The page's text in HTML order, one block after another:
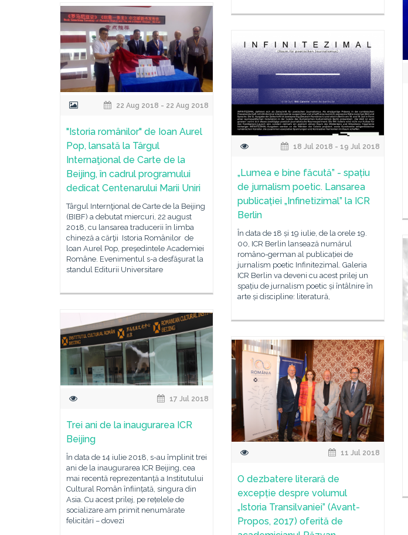
22 Aug 2018 - 22 Aug 2018
"Istoria românilor" de Ioan Aurel
Pop, lansată la Târgul
Internaţional de Carte de la
Beijing, în cadrul programului
dedicat Centenarului Marii Uniri
Târgul Internţional de Carte de la Beijing
(BIBF) a debutat miercuri, 22 august
2018, cu lansarea traducerii în limba
chineză a cărţii Istoria Românilor de
loan Aurel Pop, preşedintele Academiei
Române. Evenimentul s-a desfăşurat la
standul Editurii Universitare
18 Jul 2018 - 19 Jul 2018
„Lumea e bine făcută” - spațiu
de jurnalism poetic. Lansarea
publicației „Infinetizimal” la ICR
Berlin
În data de 18 și 19 iulie, de la orele 19.
00, ICR Berlin lansează numărul
româno-german al publicației de
jurnalism poetic Infinitezimal. Galeria
ICR Berlin va deveni cu acest prilej un
spațiu de jurnalism poetic și întâlnire în
arte și discipline: literatură,
17 Jul 2018
Trei ani de la inaugurarea ICR
Beijing
În data de 14 iulie 2018, s-au împlinit trei
ani de la inaugurarea ICR Beijing, cea
mai recentă reprezentanță a Institutului
Cultural Român înființată, singura din
Asia. Cu acest prilej, pe rețelele de
socializare am primit nenumărate
felicitări – dovezi
11 Jul 2018
O dezbatere literară de
excepție despre volumul
„Istoria Transilvaniei” (Avant-
Propos, 2017) oferită de